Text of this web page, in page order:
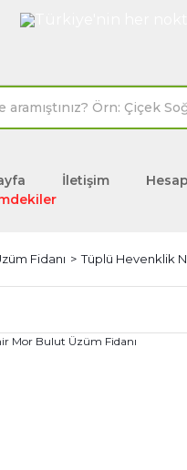
İletişim
Fidanı Tüplü Hevenklik